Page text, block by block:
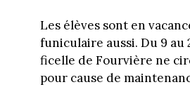
Les élèves sont en
funiculaire aussi. Du 9 au
ficelle de Fourvière ne
pour cause de